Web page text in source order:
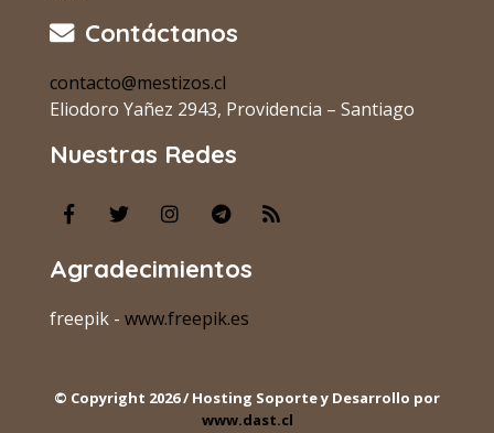
Contáctanos
contacto@mestizos.cl
Eliodoro Yañez 2943, Providencia – Santiago
Nuestras Redes
Agradecimientos
freepik - www.freepik.es
© Copyright 2026 / Hosting Soporte y Desarrollo por
www.dast.cl